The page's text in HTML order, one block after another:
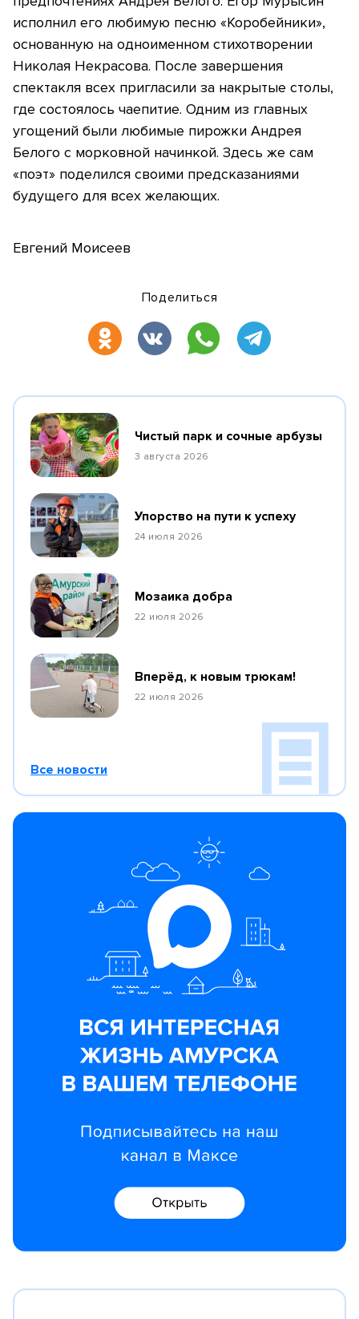
исполнил его любимую песню «Коробейники»,
основанную на одноименном стихотворении
Николая Некрасова. После завершения
спектакля всех пригласили за накрытые столы,
где состоялось чаепитие. Одним из главных
угощений были любимые пирожки Андрея
Белого с морковной начинкой. Здесь же сам
«поэт» поделился своими предсказаниями
будущего для всех желающих.
Евгений Моисеев
Поделиться
Чистый парк и сочные арбузы
3 августа 2026
Упорство на пути к успеху
24 июля 2026
Мозаика добра
22 июля 2026
Вперёд, к новым трюкам!
22 июля 2026
Все новости